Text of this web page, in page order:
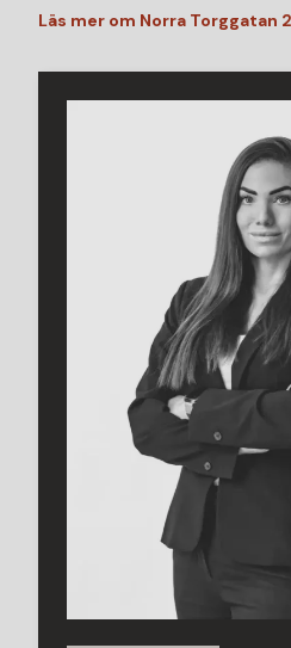
blandning av landsbygdens
några minuter med bil eller tåg
stadskärna och Ängelholm,
shopping, kultur och nöjen.
köpcentrum inom kort avstånd.
Hasslarp ett utmärkt val med
finns både förskola och skola
Läs mer om Norra Torggatan 2